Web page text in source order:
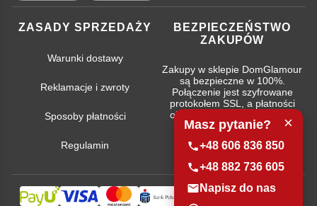
ZASADY SPRZEDAŻY
Warunki dostawy
Reklamacje i zwroty
Sposoby płatności
Regulamin
BEZPIECZEŃSTWO
ZAKUPÓW
Zakupy w sklepie DomGlamour
są bezpieczne w 100%.
Połączenie jest szyfrowane
protokołem SSL, a płatności
obsługują najpopularniejsze
systemy bankowe.
×
Masz pytanie?
+48 606 836 850
+48 882 736 605
Napisz do nas